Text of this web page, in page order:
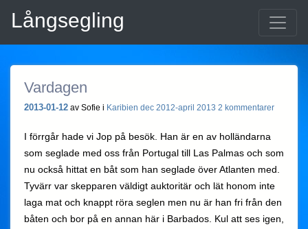
Långsegling
Vardagen
2013-01-12 av Sofie i Karibien dec 2012-april 2013 2 kommentarer
I förrgår hade vi Jop på besök. Han är en av holländarna
som seglade med oss från Portugal till Las Palmas och som
nu också hittat en båt som han seglade över Atlanten med.
Tyvärr var skepparen väldigt auktoritär och lät honom inte
laga mat och knappt röra seglen men nu är han fri från den
båten och bor på en annan här i Barbados. Kul att ses igen,